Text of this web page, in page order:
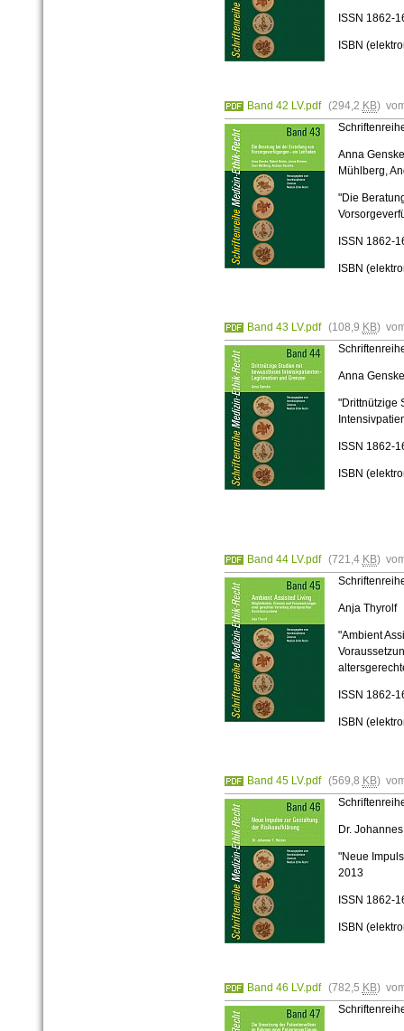
ISSN 1862-
ISBN
Band 42 LV.pdf (294,2 KB)
Anna
Mühlberg,
"Die
ISSN 1862-
ISBN
Band 43 LV.pdf (108,9 KB)
Anna Genske
"Drittnützige
ISSN 1862-
ISBN
Band 44 LV.pdf (721,4 KB)
Anja Thyrolf
"Ambient
ISSN 1862-
ISBN
Band 45 LV.pdf (569,8 KB)
Dr.
"Neue
2013
ISSN 1862-
ISBN
Band 46 LV.pdf (782,5 KB)